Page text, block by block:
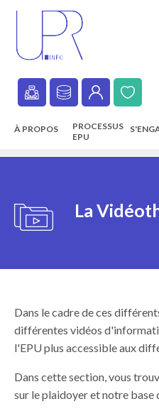
content
Secondary
navigation
Main
À PROPOS
PROCESSUS
EPU
La
Dans le cadre de ces
différentes vidéos
l'EPU plus accessible aux
Dans cette section, vous
sur le plaidoyer et notre base